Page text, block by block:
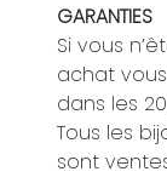
GARANTIES
Si vous
achat
dans les
Tous les
sont